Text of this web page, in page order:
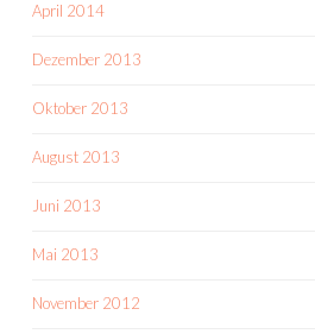
April 2014
Dezember 2013
Oktober 2013
August 2013
Juni 2013
Mai 2013
November 2012